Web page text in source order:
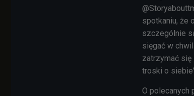
@
spotkaniu, że
szczególnie
sięgać w
zatrzymać
troski o
O polecanych